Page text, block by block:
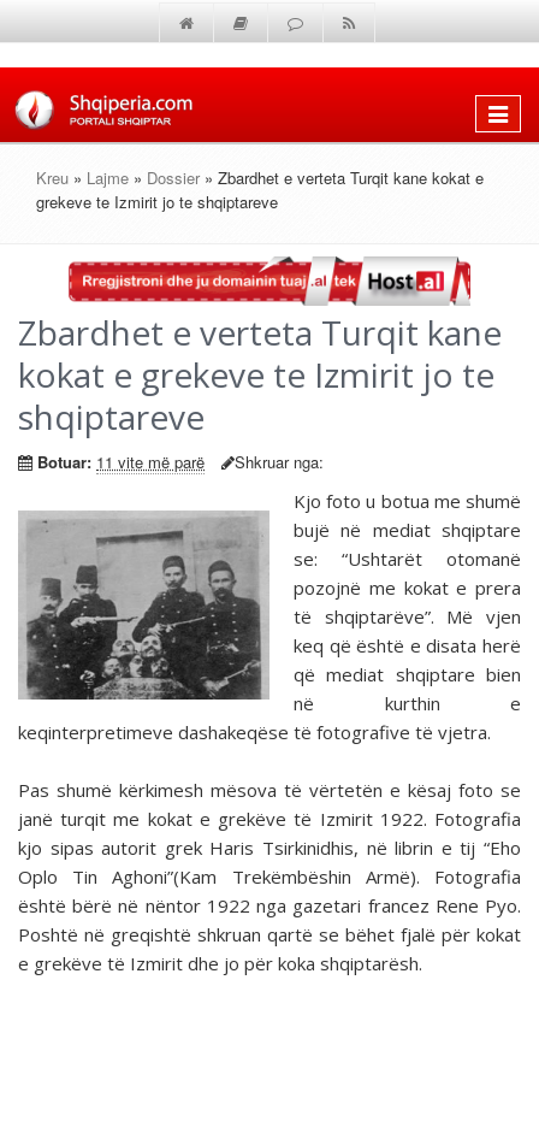
Shfaq
Kreu » Lajme » Dossier » Zbardhet e verteta Turqit kane kokat e
grekeve te Izmirit jo te shqiptareve
Zbardhet e verteta Turqit kane
kokat e grekeve te Izmirit jo te
shqiptareve
Botuar: 11 vite më parë Shkruar nga:
Kjo foto u botua me shumë
bujë në mediat shqiptare
se: “Ushtarët otomanë
pozojnë me kokat e prera
të shqiptarëve”. Më vjen
keq që është e disata herë
që mediat shqiptare bien
në kurthin e
keqinterpretimeve dashakeqëse të fotografive të vjetra.
Pas shumë kërkimesh mësova të vërtetën e kësaj foto se
janë turqit me kokat e grekëve të Izmirit 1922. Fotografia
kjo sipas autorit grek Haris Tsirkinidhis, në librin e tij “Eho
Oplo Tin Aghoni”(Kam Trekëmbëshin Armë). Fotografia
është bërë në nëntor 1922 nga gazetari francez Rene Pyo.
Poshtë në greqishtë shkruan qartë se bëhet fjalë për kokat
e grekëve të Izmirit dhe jo për koka shqiptarësh.